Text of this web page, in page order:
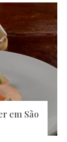
em São